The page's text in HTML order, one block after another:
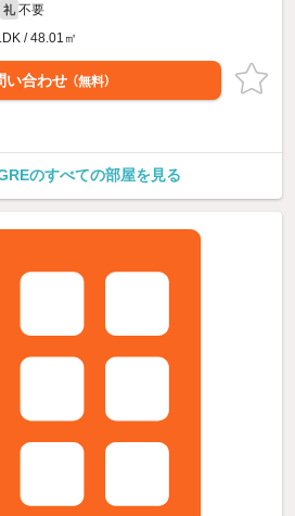
礼 不要
/ 48.01㎡
い合わせ （無料）
のすべての部屋を見る